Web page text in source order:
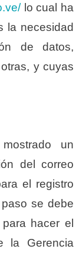
lo cual ha
la necesidad
de datos,
y cuyas
un
del correo
el registro
se debe
hacer el
la Gerencia